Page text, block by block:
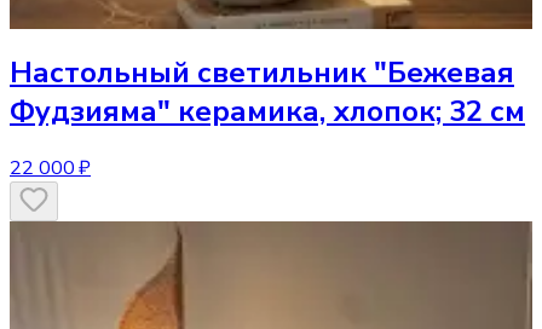
Настольный светильник "Бежевая
Фудзияма" керамика, хлопок; 32 см
22 000 ₽